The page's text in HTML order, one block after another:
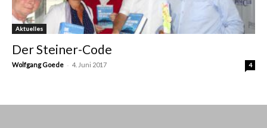
Aktuelles
Der Steiner-Code
Wolfgang Goede - 4. Juni 2017 4